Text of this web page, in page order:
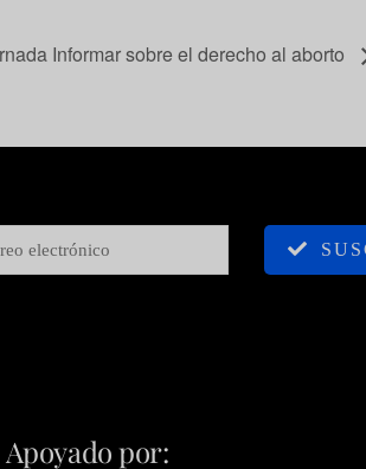
Informar sobre el derecho al aborto
Apoyado por: